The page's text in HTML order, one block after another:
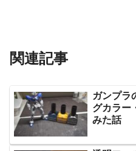
関連記事
ガンプラ
グカラー
みた話